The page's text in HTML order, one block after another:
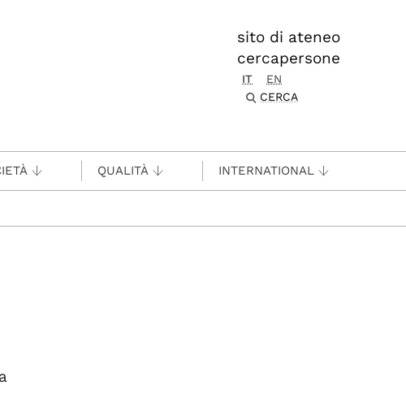
sito di ateneo
cercapersone
IT
EN
CERCA
QUALITÀ INTERNATIONAL